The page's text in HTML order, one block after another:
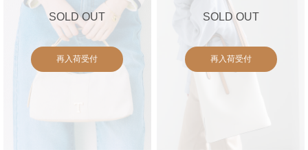
SOLD OUT
再入荷受付
SOLD OUT
再入荷受付